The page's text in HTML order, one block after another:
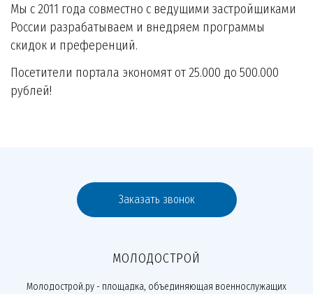
Мы с 2011 года совместно с ведущими застройщиками
России разрабатываем и внедряем программы
скидок и преференций.
Посетители портала экономят от 25.000 до 500.000
рублей!
Заказать звонок
МОЛОДОСТРОЙ
Молодострой.ру - площадка, объединяющая военнослужащих